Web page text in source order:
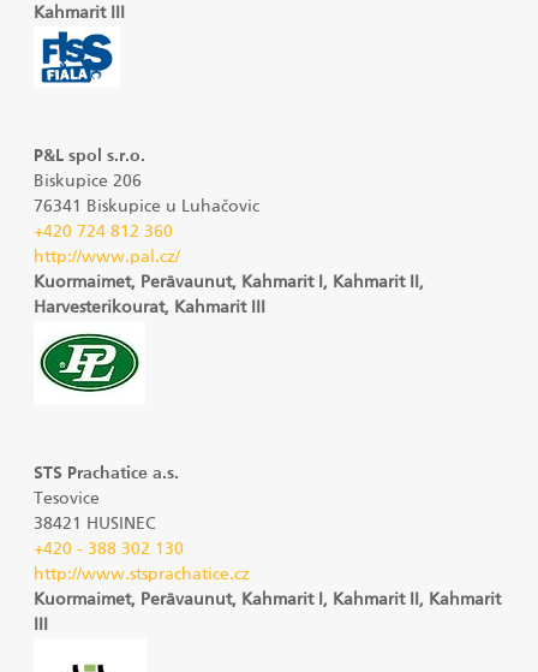
Kahmarit III
P&L spol s.r.o.
Biskupice 206
76341 Biskupice u Luhačovic
+420 724 812 360
http://www.pal.cz/
Kuormaimet, Perävaunut, Kahmarit I, Kahmarit II,
Harvesterikourat, Kahmarit III
STS Prachatice a.s.
Tesovice
38421 HUSINEC
+420 - 388 302 130
http://www.stsprachatice.cz
Kuormaimet, Perävaunut, Kahmarit I, Kahmarit II, Kahmarit